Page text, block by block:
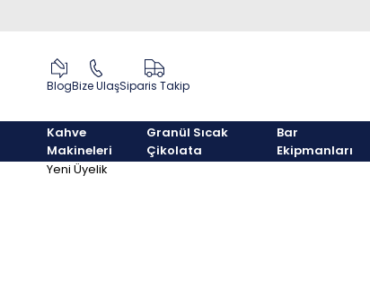
BlogBize UlaşSiparis Takip
Kahve
Makineleri
Granül Sıcak
Çikolata
Bar
Ekipmanları
Yeni Üyelik